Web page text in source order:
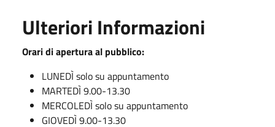
Ulteriori Informazioni
Orari di apertura al pubblico:
LUNEDÌ solo su appuntamento
MARTEDÌ 9.00-13.30
MERCOLEDÌ solo su appuntamento
GIOVEDÌ 9.00-13.30